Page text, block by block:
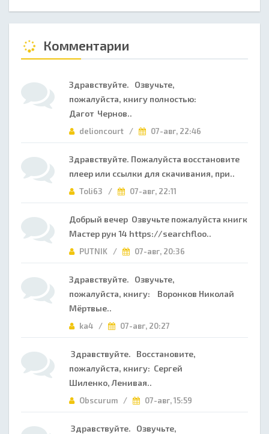
Комментарии
Здравствуйте. Озвучьте,
пожалуйста, книгу полностью:
Дагот Чернов..
delioncourt / 07-авг, 22:46
Здравствуйте. Пожалуйста восстановите
плеер или ссылки для скачивания, при..
Toli63 / 07-авг, 22:11
Добрый вечер Озвучьте пожалуйста книгк
Мастер рун 14 https://searchfloo..
PUTNIK / 07-авг, 20:36
Здравствуйте. Озвучьте,
пожалуйста, книгу: Воронков Николай
Мёртвые..
ka4 / 07-авг, 20:27
Здравствуйте. Восстановите,
пожалуйста, книгу: Сергей
Шиленко, Ленивая..
Obscurum / 07-авг, 15:59
Здравствуйте. Озвучьте,